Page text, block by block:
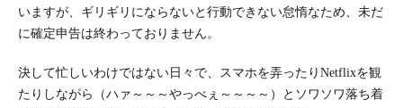
いますが、ギリギリにならないと行動できない怠惰なため、未だ
に確定申告は終わっておりません。
決して忙しいわけではない日々で、スマホを弄ったりNetflixを観
たりしながら（ハァ～～～やっべぇ～～～～）とソワソワ落ち着